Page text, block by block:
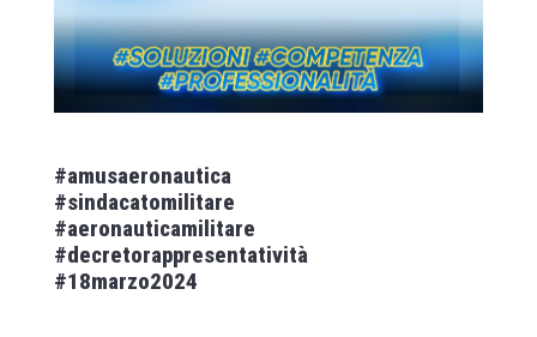
#amusaeronautica
#sindacatomilitare
#aeronauticamilitare
#decretorappresentatività
#18marzo2024